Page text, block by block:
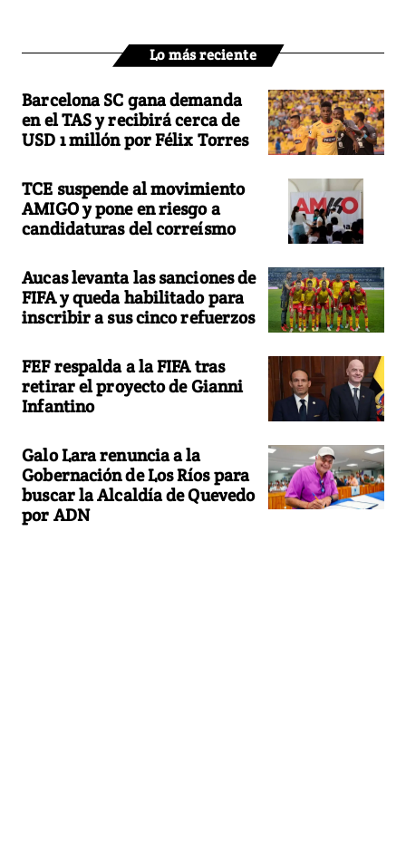
Lo más reciente
Barcelona SC gana demanda
en el TAS y recibirá cerca de
USD 1 millón por Félix Torres
TCE suspende al movimiento
AMIGO y pone en riesgo a
candidaturas del correísmo
Aucas levanta las sanciones de
FIFA y queda habilitado para
inscribir a sus cinco refuerzos
FEF respalda a la FIFA tras
retirar el proyecto de Gianni
Infantino
Galo Lara renuncia a la
Gobernación de Los Ríos para
buscar la Alcaldía de Quevedo
por ADN